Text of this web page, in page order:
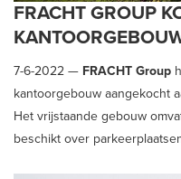
FRACHT GROUP
7-6-2022 — FRACHT Group
kantoorgebouw aangekocht
Het vrijstaande gebouw
beschikt over